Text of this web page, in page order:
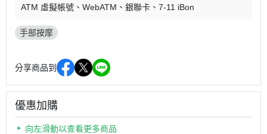
ATM 虛擬帳號
WebATM 銀聯卡 7-11 iBon
手部按摩
分享商品到
優惠加購
向左滑動以查看更多商品